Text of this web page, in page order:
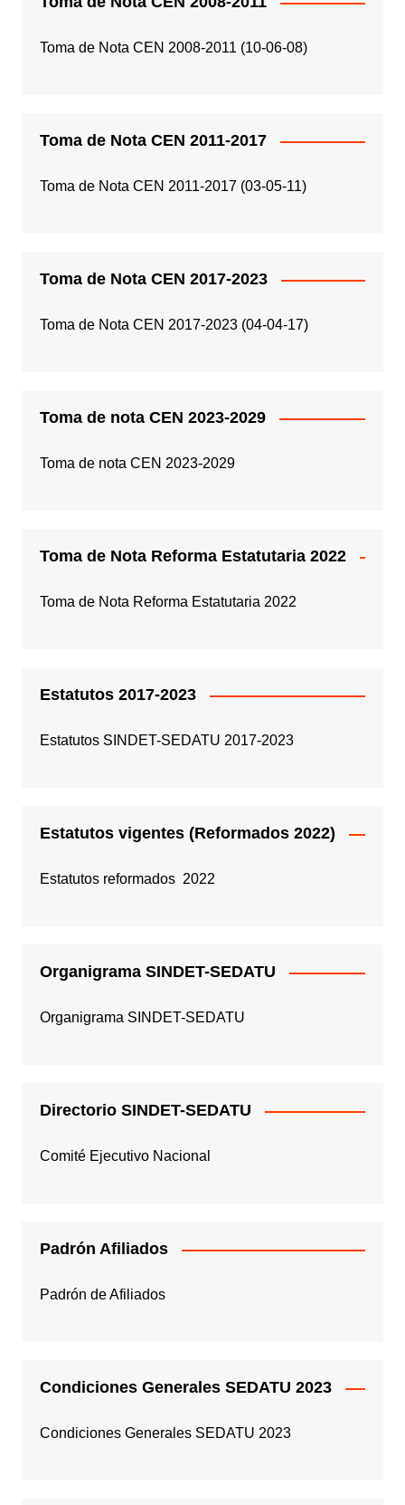
Toma de Nota CEN 2008-2011 (10-06-08)
Toma de Nota CEN 2011-2017
Toma de Nota CEN 2011-2017 (03-05-11)
Toma de Nota CEN 2017-2023
Toma de Nota CEN 2017-2023 (04-04-17)
Toma de nota CEN 2023-2029
Toma de nota CEN 2023-2029
Toma de Nota Reforma Estatutaria 2022
Toma de Nota Reforma Estatutaria 2022
Estatutos 2017-2023
Estatutos SINDET-SEDATU 2017-2023
Estatutos vigentes (Reformados 2022)
Estatutos reformados 2022
Organigrama SINDET-SEDATU
Organigrama SINDET-SEDATU
Directorio SINDET-SEDATU
Comité Ejecutivo Nacional
Padrón Afiliados
Padrón de Afiliados
Condiciones Generales SEDATU 2023
Condiciones Generales SEDATU 2023